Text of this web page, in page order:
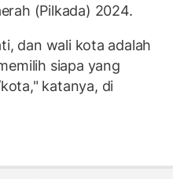
(Pilkada) 2024.
dan wali kota adalah
siapa yang
katanya, di